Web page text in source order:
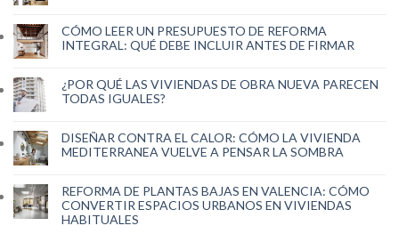
CÓMO LEER UN PRESUPUESTO DE REFORMA
INTEGRAL: QUÉ DEBE INCLUIR ANTES DE FIRMAR
¿POR QUÉ LAS VIVIENDAS DE OBRA NUEVA PARECEN
TODAS IGUALES?
DISEÑAR CONTRA EL CALOR: CÓMO LA VIVIENDA
MEDITERRANEA VUELVE A PENSAR LA SOMBRA
REFORMA DE PLANTAS BAJAS EN VALENCIA: CÓMO
CONVERTIR ESPACIOS URBANOS EN VIVIENDAS
HABITUALES